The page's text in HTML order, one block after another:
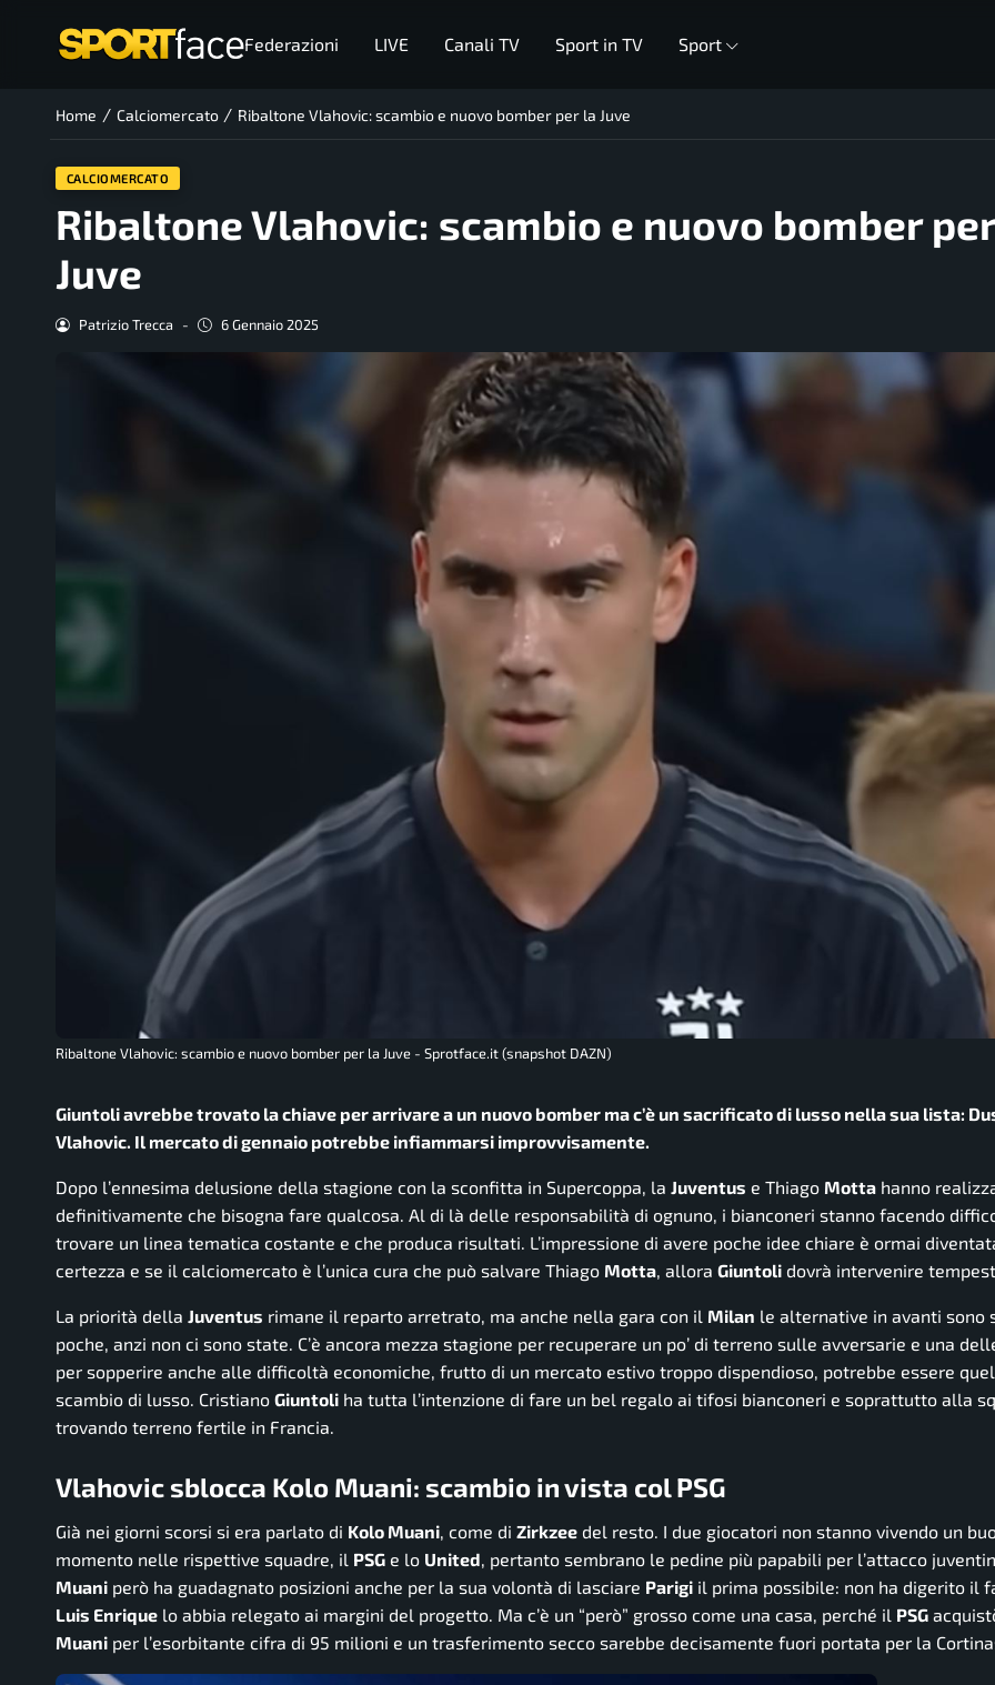
Federazioni LIVE Canali TV Sport in TV Sport
Home / Calciomercato / Ribaltone Vlahovic: scambio e nuovo bomber per la Juve
CALCIOMERCATO
Ribaltone Vlahovic: scambio e nuovo bomber
Juve
Patrizio Trecca - 6 Gennaio 2025
Ribaltone Vlahovic: scambio e nuovo bomber per la Juve - Sprotface.it (snapshot DAZN)
Giuntoli avrebbe trovato la chiave per arrivare a un nuovo bomber ma c’è un sacrificato di lusso nella sua lista:
Vlahovic. Il mercato di gennaio potrebbe infiammarsi improvvisamente.
Dopo l’ennesima delusione della stagione con la sconfitta in Supercoppa, la Juventus e Thiago Motta hanno
definitivamente che bisogna fare qualcosa. Al di là delle responsabilità di ognuno, i bianconeri stanno facendo
trovare un linea tematica costante e che produca risultati. L’impressione di avere poche idee chiare è ormai
certezza e se il calciomercato è l’unica cura che può salvare Thiago Motta, allora Giuntoli dovrà intervenire
La priorità della Juventus rimane il reparto arretrato, ma anche nella gara con il Milan le alternative in avanti sono
poche, anzi non ci sono state. C’è ancora mezza stagione per recuperare un po’ di terreno sulle avversarie e una
per sopperire anche alle difficoltà economiche, frutto di un mercato estivo troppo dispendioso, potrebbe essere
scambio di lusso. Cristiano Giuntoli ha tutta l’intenzione di fare un bel regalo ai tifosi bianconeri e soprattutto alla
trovando terreno fertile in Francia.
Vlahovic sblocca Kolo Muani: scambio in vista col PSG
Già nei giorni scorsi si era parlato di Kolo Muani , come di Zirkzee del resto. I due giocatori non stanno vivendo un
momento nelle rispettive squadre, il PSG e lo United , pertanto sembrano le pedine più papabili per l’attacco
Muani però ha guadagnato posizioni anche per la sua volontà di lasciare Parigi il prima possibile: non ha digerito il
Luis Enrique lo abbia relegato ai margini del progetto. Ma c’è un “però” grosso come una casa, perché il PSG
Muani per l’esorbitante cifra di 95 milioni e un trasferimento secco sarebbe decisamente fuori portata per la